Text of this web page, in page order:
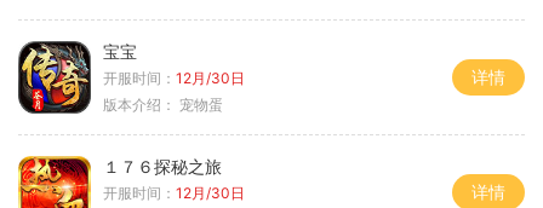
宝宝
开服时间： 12月/30日
版本介绍： 宠物蛋
详情
１７６探秘之旅
开服时间： 12月/30日
详情